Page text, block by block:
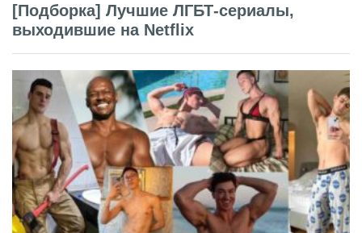
[Подборка] Лучшие ЛГБТ-сериалы,
выходившие на Netflix